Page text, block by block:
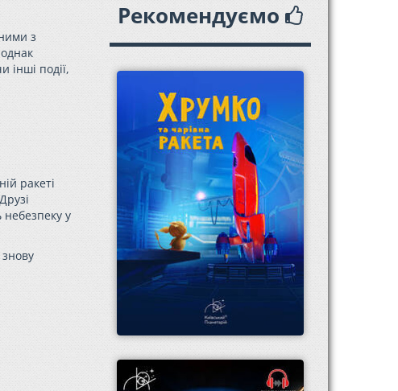
з
інші події,
ракеті
у
знову
Рекомендуємо